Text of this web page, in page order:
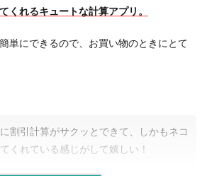
くれるキュートな計算アプリ 。
単にできるので、お買い物のときにとて
割引計算がサクッとできて、しかもネコ
くれている感じがして嬉しい！